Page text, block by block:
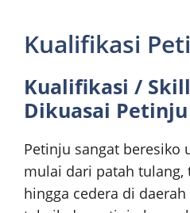
Kualifikasi
Kualifikasi /
Dikuasai Petinju
Petinju sangat beresiko
mulai dari patah
hingga cedera di